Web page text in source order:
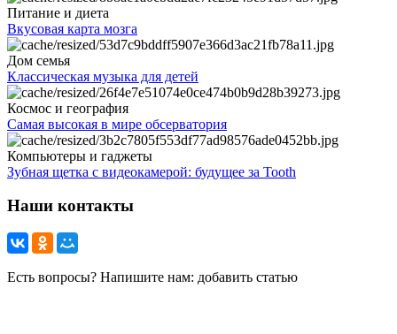
Питание и диета
Вкусовая карта мозга
Дом семья
Классическая музыка для детей
Космос и география
Самая высокая в мире обсерватория
Компьютеры и гаджеты
Зубная щетка с видеокамерой: будущее за Tooth
Наши контакты
Есть вопросы? Напишите нам: добавить статью